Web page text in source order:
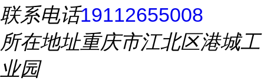
联系电话19112655008
所在地址重庆市江北区港城工
业园